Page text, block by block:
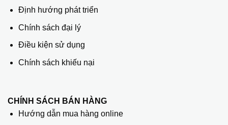
Định hướng phát triển
Chính sách đại lý
Điều kiện sử dụng
Chính sách khiếu nại
CHÍNH SÁCH BÁN HÀNG
Hướng dẫn mua hàng online